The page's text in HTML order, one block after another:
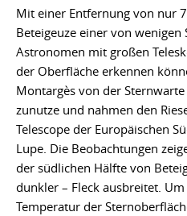
Mit einer Entfernung von nur
Beteigeuze einer von wenigen
Astronomen mit großen
der Oberfläche erkennen
Montargès von der
zunutze und nahmen den
Telescope der Europäischen
Lupe. Die Beobachtungen
der südlichen Hälfte von
dunkler – Fleck ausbreitet.
Temperatur der